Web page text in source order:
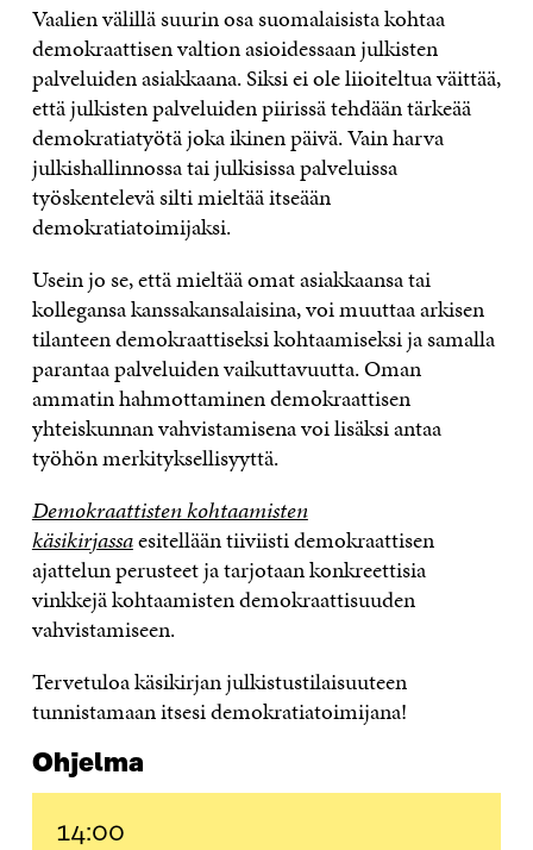
Vaalien välillä suurin osa suomalaisista kohtaa
demokraattisen valtion asioidessaan julkisten
palveluiden asiakkaana. Siksi ei ole liioiteltua väittää,
että julkisten palveluiden piirissä tehdään tärkeää
demokratiatyötä joka ikinen päivä. Vain harva
julkishallinnossa tai julkisissa palveluissa
työskentelevä silti mieltää itseään
demokratiatoimijaksi.
Usein jo se, että mieltää omat asiakkaansa tai
kollegansa kanssakansalaisina, voi muuttaa arkisen
tilanteen demokraattiseksi kohtaamiseksi ja samalla
parantaa palveluiden vaikuttavuutta. Oman
ammatin hahmottaminen demokraattisen
yhteiskunnan vahvistamisena voi lisäksi antaa
työhön merkityksellisyyttä.
Demokraattisten kohtaamisten
käsikirjassaesitellään tiiviisti demokraattisen
ajattelun perusteet ja tarjotaan konkreettisia
vinkkejä kohtaamisten demokraattisuuden
vahvistamiseen.
Tervetuloa käsikirjan julkistustilaisuuteen
tunnistamaan itsesi demokratiatoimijana!
Ohjelma
14:00